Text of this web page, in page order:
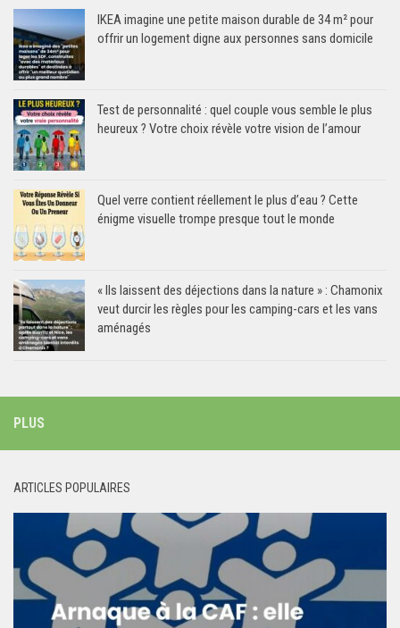
IKEA imagine une petite maison durable de 34 m² pour
offrir un logement digne aux personnes sans domicile
Test de personnalité : quel couple vous semble le plus
heureux ? Votre choix révèle votre vision de l’amour
Quel verre contient réellement le plus d’eau ? Cette
énigme visuelle trompe presque tout le monde
« Ils laissent des déjections dans la nature » : Chamonix
veut durcir les règles pour les camping-cars et les vans
aménagés
PLUS
ARTICLES POPULAIRES